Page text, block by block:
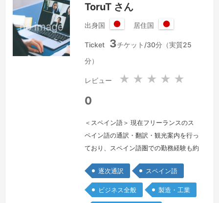
ToruT さん
出身国
本
居住国
本
Ticket 3チケット/30分（実質25
分）
レビュー ★ ★ ★ ★ ★
0
＜スペイン語＞ 現在フリーランスのス
ペイン語の通訳・翻訳・観光案内を行っ
ており、スペイン語圏での勤務経験も約
製造といった分野が得意分野ですが、他
にも様々な分野での通訳経験があるた
め、たとえ未知の分野であってもどのよ
逐次通訳 スペイン語
ビジネス全般 製造・工業